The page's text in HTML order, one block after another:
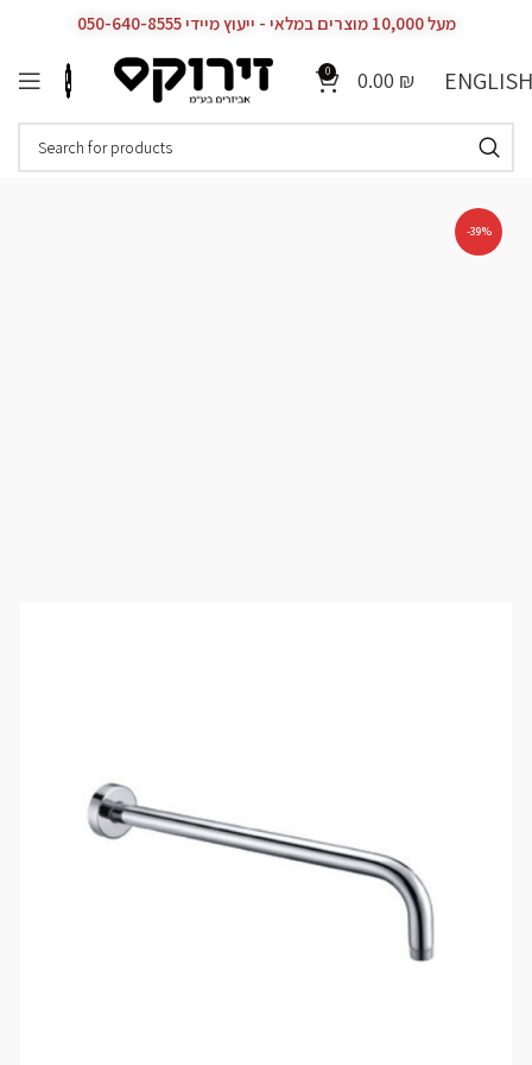
מעל 10,000 מוצרים במלאי - ייעוץ מיידי 050-640-8555
0 0.00 ₪ ENGLISH
-39%